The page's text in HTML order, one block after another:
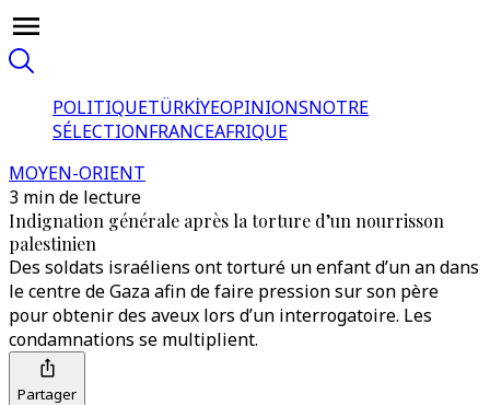
POLITIQUETÜRKİYEOPINIONSNOTRE
SÉLECTIONFRANCEAFRIQUE
MOYEN-ORIENT
3 min de lecture
Indignation générale après la torture d’un nourrisson
palestinien
Des soldats israéliens ont torturé un enfant d’un an dans
le centre de Gaza afin de faire pression sur son père
pour obtenir des aveux lors d’un interrogatoire. Les
condamnations se multiplient.
Partager